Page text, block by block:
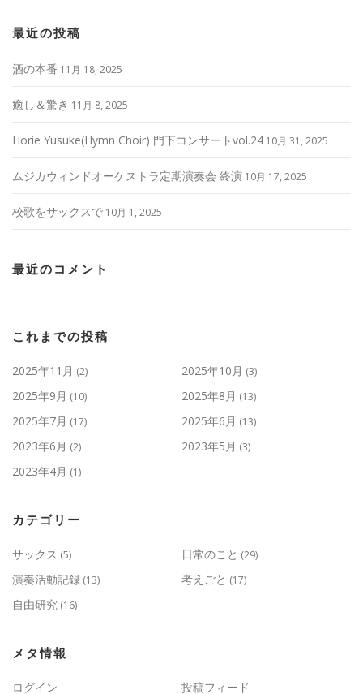
最近の投稿
酒の本番 11月 18, 2025
癒し＆驚き 11月 8, 2025
Horie Yusuke(Hymn Choir) 門下コンサートvol.24 10月 31, 2025
ムジカウィンドオーケストラ定期演奏会 終演 10月 17, 2025
校歌をサックスで 10月 1, 2025
最近のコメント
これまでの投稿
2025年11月 (2) 2025年10月 (3)
2025年9月 (10) 2025年8月 (13)
2025年7月 (17) 2025年6月 (13)
2023年6月 (2) 2023年5月 (3)
2023年4月 (1)
カテゴリー
サックス (5) 日常のこと (29)
演奏活動記録 (13) 考えごと (17)
自由研究 (16)
メタ情報
ログイン 投稿フィード